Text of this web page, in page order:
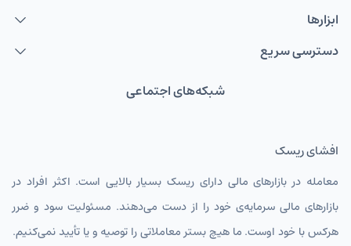
ابزارها
دسترسی سریع
شبکه‌های اجتماعی
افشای ریسک
معامله در بازارهای مالی دارای ریسک بسیار بالایی است. اکثر افراد در
بازارهای مالی سرمایه‌ی خود را از دست می‌دهند. مسئولیت سود و ضرر
هرکس با خود اوست. ما هیچ بستر معاملاتی را توصیه و یا تأیید نمی‌کنیم.